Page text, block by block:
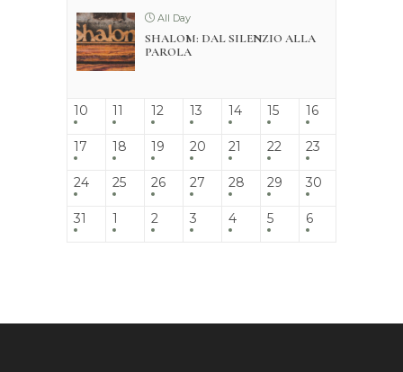
All Day
SHALOM: DAL SILENZIO ALLA
PAROLA
10 11 12 13 14 15 16
17 18 19 20 21 22 23
24 25 26 27 28 29 30
31 1 2 3 4 5 6